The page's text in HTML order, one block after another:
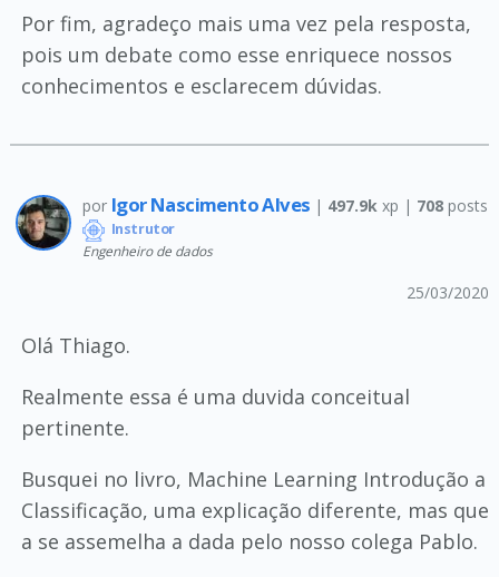
Por fim, agradeço mais uma vez pela resposta,
pois um debate como esse enriquece nossos
conhecimentos e esclarecem dúvidas.
por Igor Nascimento Alves | 497.9kxp | 708posts
Instrutor
Engenheiro de dados
25/03/2020
Olá Thiago.
Realmente essa é uma duvida conceitual
pertinente.
Busquei no livro, Machine Learning Introdução a
Classificação, uma explicação diferente, mas que
a se assemelha a dada pelo nosso colega Pablo.